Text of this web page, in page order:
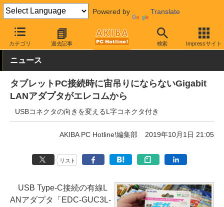
Powered by Translate
カテゴリ 過去記事 検索 Impressサイト
AKIBA PC Hotline! PC周辺機器 有線LAN その他
ニュース
タブレットPC接続時に宙吊りにならないGigabit
LANアダプタがエレコムから
USBコネクタの向きを変えるL字コネクタ付き
AKIBA PC Hotline!編集部 2019年10月1日 21:05
リスト
USB Type-C接続の有線L
ANアダプタ「EDC-GUC3L-